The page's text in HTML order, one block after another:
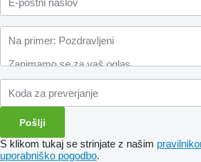
S klikom tukaj se strinjate z našim
uporabniško pogodbo.